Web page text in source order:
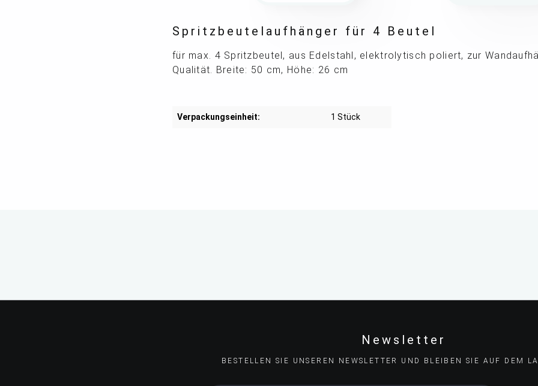
Spritzbeutelaufhänger für 4 Beutel
für max. 4 Spritzbeutel, aus Edelstahl, elektrolytisch poliert, zur
Qualität. Breite: 50 cm, Höhe: 26 cm
Verpackungseinheit: 1 Stück
Newsletter
BESTELLEN SIE UNSEREN NEWSLETTER UND BLEIBEN SIE AUF DEM